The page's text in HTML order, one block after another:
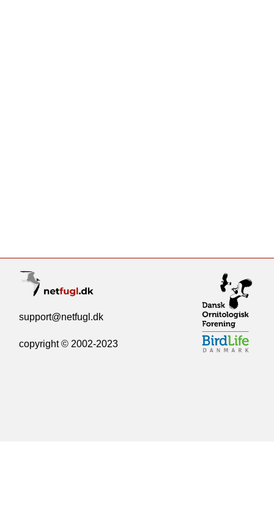
support@netfugl.dk
copyright © 2002-2023